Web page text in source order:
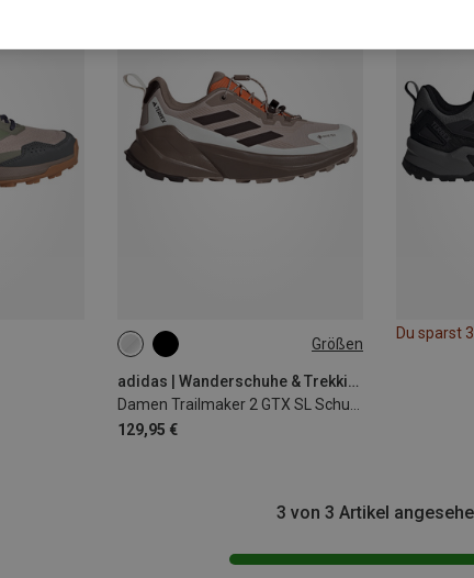
Größen
adidas | Wanderschuhe & Trekkingschuhe
129,95 €
36.5|37
39|39.5
42 42.5|43
Du sparst
3 von 3 Artikel